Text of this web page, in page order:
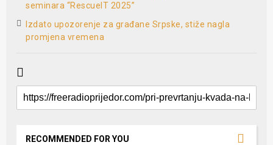
seminara “RescueIT 2025”
Izdato upozorenje za građane Srpske, stiže nagla
promjena vremena
RECOMMENDED FOR YOU